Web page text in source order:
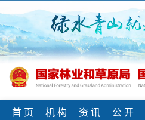
首 页 机 构 资 讯 公 开